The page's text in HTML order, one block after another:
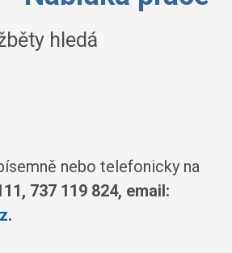
hledá
nebo telefonicky na
737 119 824, email:
.